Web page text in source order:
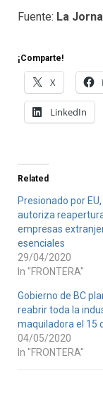
Fuente: La
¡Comparte!
X
LinkedIn
Related
Presionado por
autoriza
empresas
esenciales
29/04/2020
In "FRONTERA"
Gobierno de BC
reabrir toda la
maquiladora el 15
04/05/2020
In "FRONTERA"